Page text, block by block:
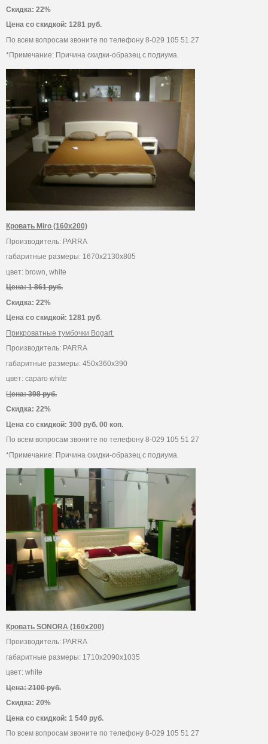
Скидка: 22%
Цена со скидкой: 1281 руб.
По всем вопросам звоните по телефону 8-029 105 51 27
*Примечание: Причина скидки-образец с подиума.
Кровать Miro (160х200)
Производитель: PARRA
габаритные размеры: 1670х2130х805
цвет: brown, white
Цена: 1 861 руб.
Скидка: 22%
Цена со скидкой: 1281 руб.
Прикроватные тумбочки Bogart
Производитель: PARRA
габаритные размеры: 450х360х390
цвет: caparo white
Цена: 398 руб.
Скидка: 22%
Цена со скидкой: 300 руб. 00 коп.
По всем вопросам звоните по телефону 8-029 105 51 27
*Примечание: Причина скидки-образец с подиума.
Кровать SONORA (160х200)
Производитель: PARRA
габаритные размеры: 1710х2090х1035
цвет: white
Цена: 2100 руб.
Скидка: 20%
Цена со скидкой: 1 540 руб.
По всем вопросам звоните по телефону 8-029 105 51 27